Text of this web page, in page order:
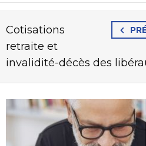
Cotisations
retraite et
invalidité-décès des